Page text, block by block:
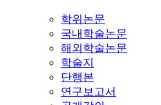
학위논문
국내학술논문
해외학술논문
학술지
단행본
연구보고서